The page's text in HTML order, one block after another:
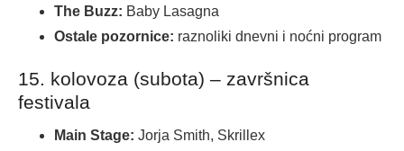
The Buzz: Baby Lasagna
Ostale pozornice: raznoliki dnevni i noćni program
15. kolovoza (subota) – završnica
festivala
Main Stage: Jorja Smith, Skrillex